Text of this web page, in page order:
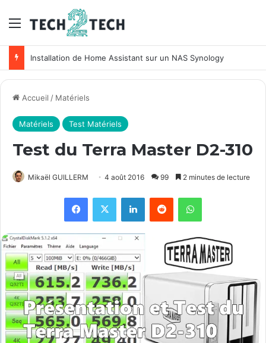
Menu
Installation de Home Assistant sur un NAS Synology
Accueil / Matériels
Matériels Test Matériels
Test du Terra Master D2-310
Mikaël GUILLERM 4 août 2016 99 2 minutes de lecture